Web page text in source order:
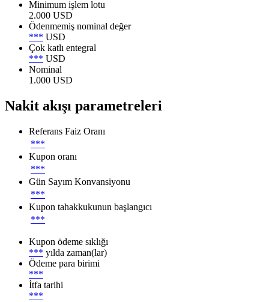
Minimum işlem lotu
2.000 USD
Ödenmemiş nominal değer
*** USD
Çok katlı entegral
*** USD
Nominal
1.000 USD
Nakit akışı parametreleri
Referans Faiz Oranı
***
Kupon oranı
***
Gün Sayım Konvansiyonu
***
Kupon tahakkukunun başlangıcı
***
Kupon ödeme sıklığı
*** yılda zaman(lar)
Ödeme para birimi
***
İtfa tarihi
***